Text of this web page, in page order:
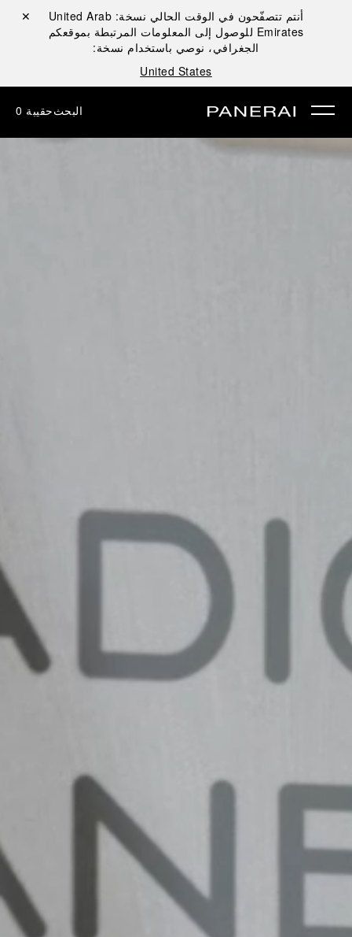
أنتم تتصفّحون في الوقت الحالي نسخة: United Arab
Emirates للوصول إلى المعلومات المرتبطة بموقعكم
الجغرافي، نوصي باستخدام نسخة:
United States
إغلاق ✕
البحثحقيبة 0